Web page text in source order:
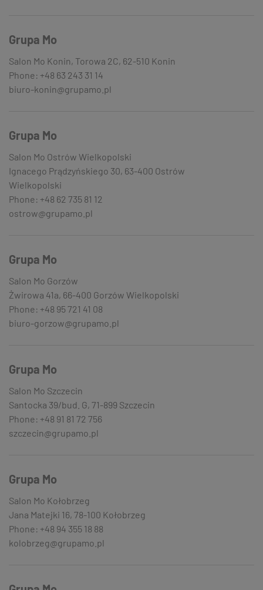
Grupa Mo
Salon Mo Konin, Torowa 2C, 62-510 Konin
Phone: +48 63 243 31 14
biuro-konin@grupamo.pl
Grupa Mo
Salon Mo Ostrów Wielkopolski
Ignacego Prądzyńskiego 30, 63-400 Ostrów
Wielkopolski
Phone: +48 62 735 81 12
ostrow@grupamo.pl
Grupa Mo
Salon Mo Gorzów
Żwirowa 41a, 66-400 Gorzów Wielkopolski
Phone: +48 95 721 41 08
biuro-gorzow@grupamo.pl
Grupa Mo
Salon Mo Szczecin
Santocka 39/bud. G, 71-899 Szczecin
Phone: +48 91 81 72 756
szczecin@grupamo.pl
Grupa Mo
Salon Mo Kołobrzeg
Jana Matejki 16, 78-100 Kołobrzeg
Phone: +48 94 355 18 88
kolobrzeg@grupamo.pl